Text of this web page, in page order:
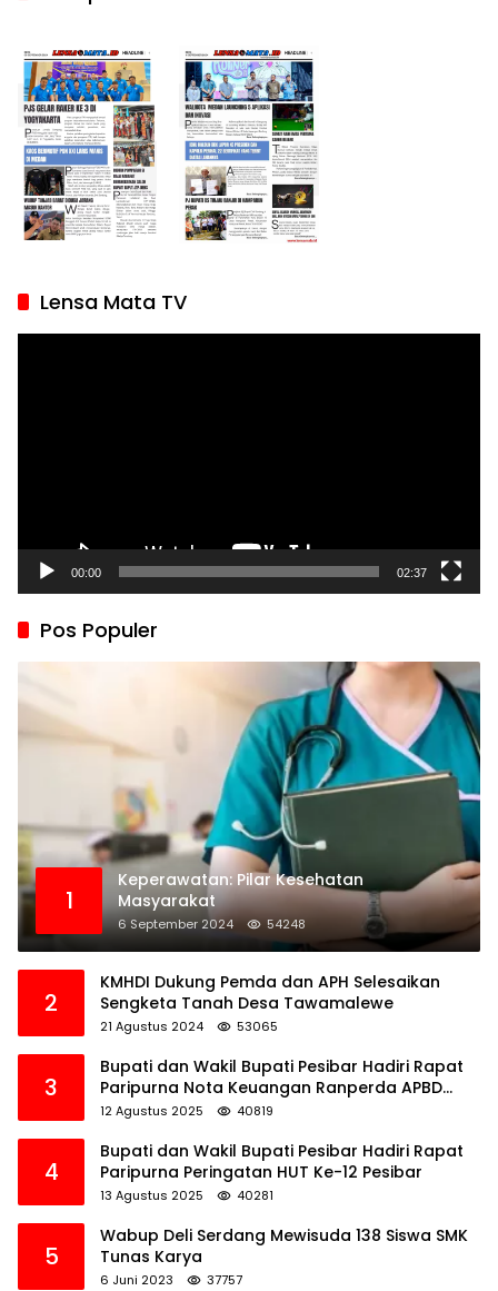
Lensa Mata TV
00:00 02:37
Pos Populer
1
Keperawatan: Pilar Kesehatan
Masyarakat
6 September 2024 54248
2
KMHDI Dukung Pemda dan APH Selesaikan
Sengketa Tanah Desa Tawamalewe
21 Agustus 2024 53065
3
Bupati dan Wakil Bupati Pesibar Hadiri Rapat
Paripurna Nota Keuangan Ranperda APBD
Perubahan TA 2025
12 Agustus 2025 40819
4
Bupati dan Wakil Bupati Pesibar Hadiri Rapat
Paripurna Peringatan HUT Ke-12 Pesibar
13 Agustus 2025 40281
5
Wabup Deli Serdang Mewisuda 138 Siswa SMK
Tunas Karya
6 Juni 2023 37757